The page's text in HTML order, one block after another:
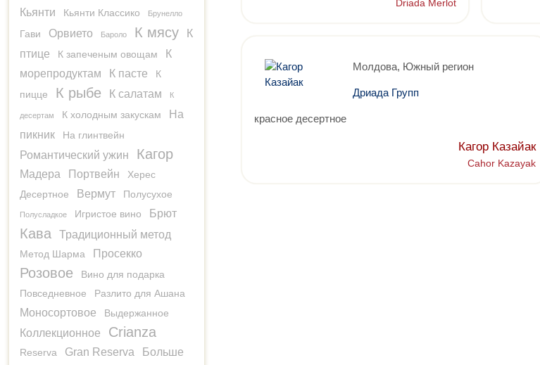
Driada Merlot
Молдова, Южный регион
Дриада Групп
красное десертное
Кагор Казайак
Cahor Kazayak
Кьянти
Кьянти Классико Брунелло
Гави Орвието Бароло К мясу
К
птице
К запеченым овощам
К
морепродуктам
К пасте
К
пицце
К рыбе К салатам К
десертам К холодным закускам
На
пикник
На глинтвейн
Романтический ужин Кагор
Мадера Портвейн
Херес
Десертное
Вермут Полусухое
Полусладкое Игристое вино Брют
Кава Традиционный метод
Метод Шарма Просекко
Розовое
Вино для подарка
Повседневное
Разлито для Ашана
Моносортовое Выдержанное
Коллекционное Crianza
Reserva Gran Reserva
Больше